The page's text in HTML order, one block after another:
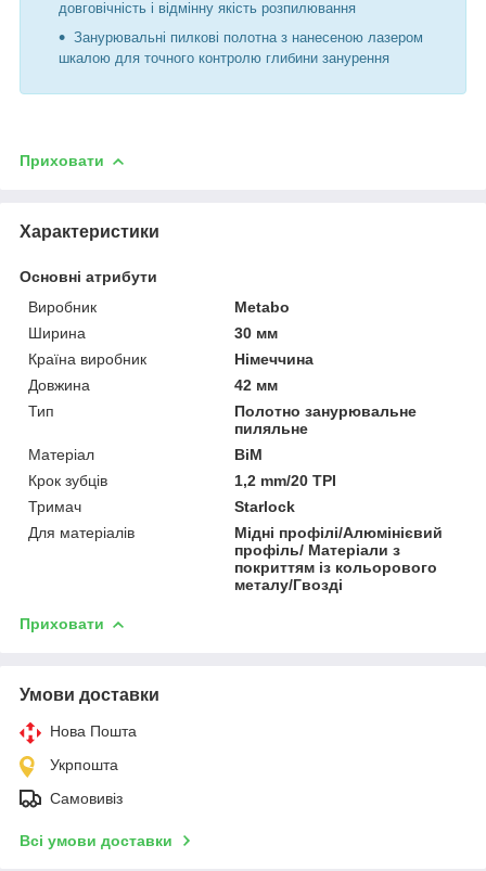
довговічність і відмінну якість розпилювання
Занурювальні пилкові полотна з нанесеною лазером
шкалою для точного контролю глибини занурення
Приховати
Характеристики
Основні атрибути
Виробник
Metabo
Ширина
30 мм
Країна виробник
Німеччина
Довжина
42 мм
Тип
Полотно занурювальне
пиляльне
Матеріал
BiM
Крок зубців
1,2 mm/20 TPI
Тримач
Starlock
Для матеріалів
Мідні профілі/Алюмінієвий
профіль/ Матеріали з
покриттям із кольорового
металу/Гвозді
Приховати
Умови доставки
Нова Пошта
Укрпошта
Самовивіз
Всі умови доставки